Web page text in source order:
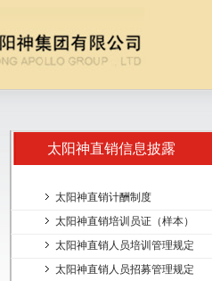
太阳神直销信息披露
太阳神直销计酬制度
太阳神直销培训员证（样本）
太阳神直销人员培训管理规定
太阳神直销人员招募管理规定